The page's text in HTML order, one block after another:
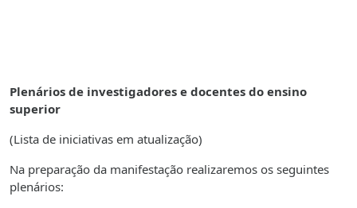
Plenários de investigadores e docentes do ensino
superior
(Lista de iniciativas em atualização)
Na preparação da manifestação realizaremos os seguintes
plenários: